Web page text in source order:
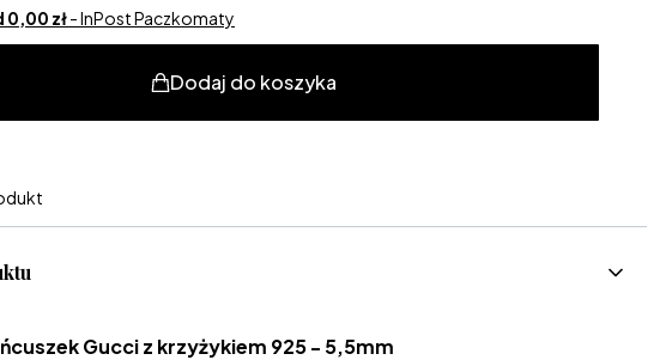
0,00 zł- InPost Paczkomaty
Dodaj do koszyka
Gucci z krzyżykiem 925 - 5,5mm